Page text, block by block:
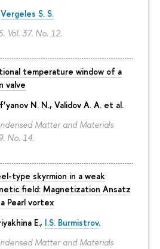
Vergeles S. S.
Vol. 37. No. 12.
temperature window of a
valve
N. N., Validov A. A. et al.
Matter and Materials
No. 14.
type skyrmion in a weak
field: Magnetization Ansatz
Pearl vortex
E., I.S. Burmistrov.
Matter and Materials